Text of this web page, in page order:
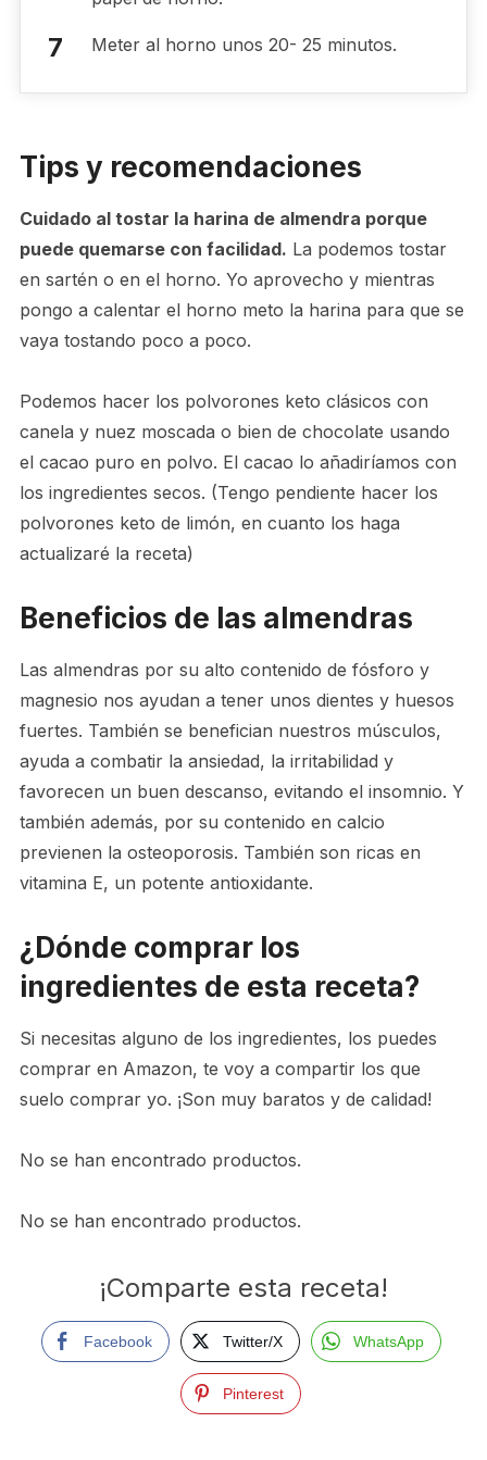
Meter al horno unos 20- 25 minutos.
Tips y recomendaciones
Cuidado al tostar la harina de almendra porque
puede quemarse con facilidad. La podemos tostar
en sartén o en el horno. Yo aprovecho y mientras
pongo a calentar el horno meto la harina para que se
vaya tostando poco a poco.
Podemos hacer los polvorones keto clásicos con
canela y nuez moscada o bien de chocolate usando
el cacao puro en polvo. El cacao lo añadiríamos con
los ingredientes secos. (Tengo pendiente hacer los
polvorones keto de limón, en cuanto los haga
actualizaré la receta)
Beneficios de las almendras
Las almendras por su alto contenido de fósforo y
magnesio nos ayudan a tener unos dientes y huesos
fuertes. También se benefician nuestros músculos,
ayuda a combatir la ansiedad, la irritabilidad y
favorecen un buen descanso, evitando el insomnio. Y
también además, por su contenido en calcio
previenen la osteoporosis. También son ricas en
vitamina E, un potente antioxidante.
¿Dónde comprar los
ingredientes de esta receta?
Si necesitas alguno de los ingredientes, los puedes
comprar en Amazon, te voy a compartir los que
suelo comprar yo. ¡Son muy baratos y de calidad!
No se han encontrado productos.
No se han encontrado productos.
¡Comparte esta receta!
Facebook Twitter/X WhatsApp
Pinterest